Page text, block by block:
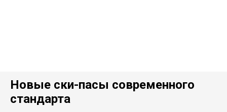
Новые ски-пасы современного
стандарта